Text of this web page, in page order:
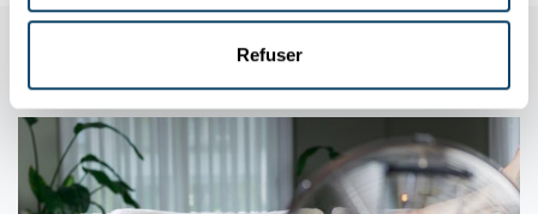
Refuser
Aussi dans cette rubrique